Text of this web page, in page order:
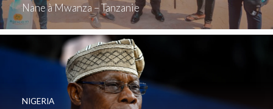
Nane à Mwanza – Tanzanie
NIGERIA